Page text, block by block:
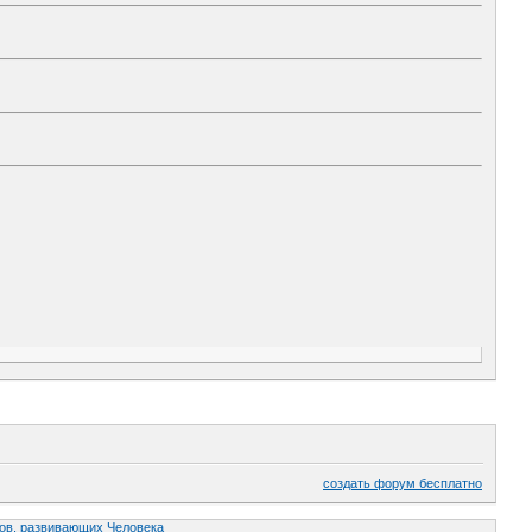
создать форум бесплатно